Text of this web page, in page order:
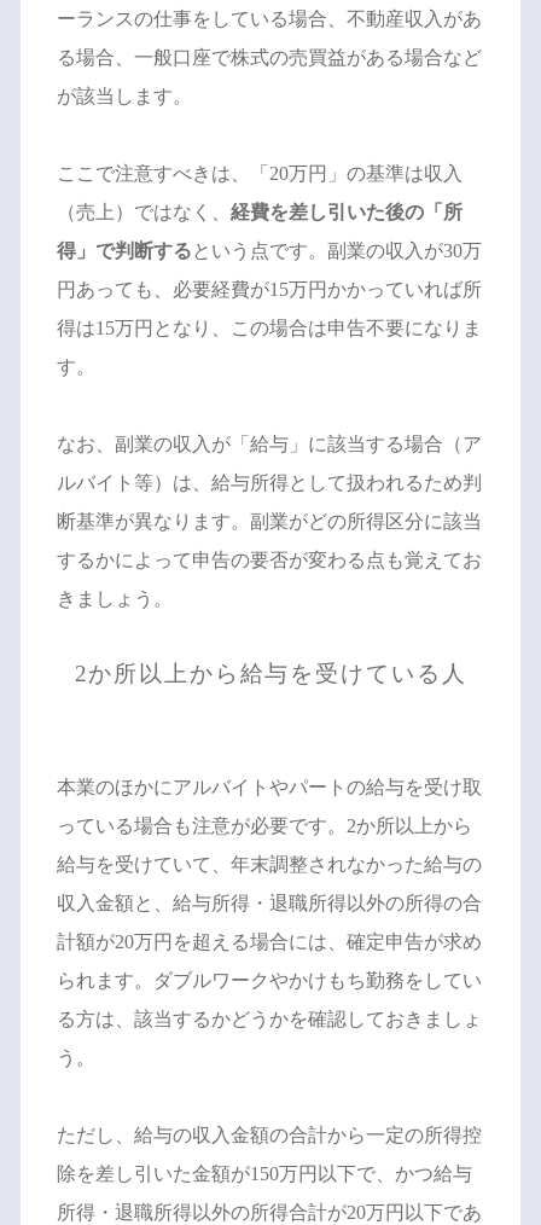
ーランスの仕事をしている場合、不動産収入があ
る場合、一般口座で株式の売買益がある場合など
が該当します。
ここで注意すべきは、「20万円」の基準は収入
（売上）ではなく、 経費を差し引いた後の「所
得」で判断する という点です。副業の収入が30万
円あっても、必要経費が15万円かかっていれば所
得は15万円となり、この場合は申告不要になりま
す。
なお、副業の収入が「給与」に該当する場合（ア
ルバイト等）は、給与所得として扱われるため判
断基準が異なります。副業がどの所得区分に該当
するかによって申告の要否が変わる点も覚えてお
きましょう。
2か所以上から給与を受けている人
本業のほかにアルバイトやパートの給与を受け取
っている場合も注意が必要です。2か所以上から
給与を受けていて、年末調整されなかった給与の
収入金額と、給与所得・退職所得以外の所得の合
計額が20万円を超える場合には、確定申告が求め
られます。ダブルワークやかけもち勤務をしてい
る方は、該当するかどうかを確認しておきましょ
う。
ただし、給与の収入金額の合計から一定の所得控
除を差し引いた金額が150万円以下で、かつ給与
所得・退職所得以外の所得合計が20万円以下であ